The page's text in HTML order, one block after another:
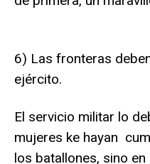
6) Las fronteras
ejército.
El servicio militar lo
mujeres ke hayan
los batallones, sino